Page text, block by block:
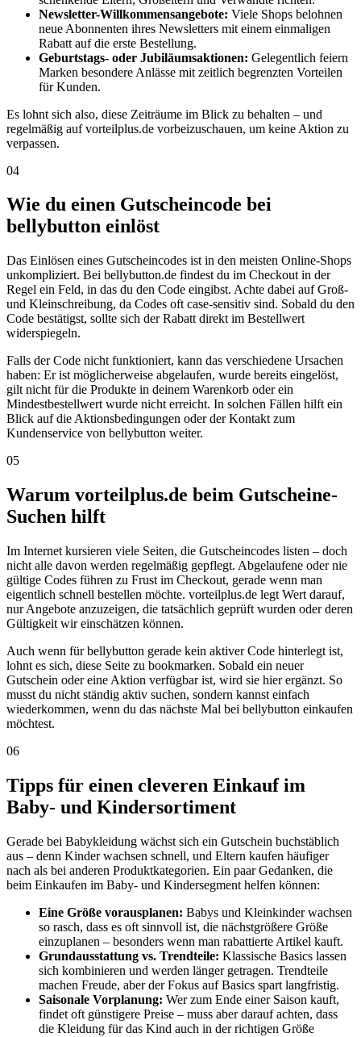
Newsletter-Willkommensangebote: Viele Shops belohnen
neue Abonnenten ihres Newsletters mit einem einmaligen
Rabatt auf die erste Bestellung.
Geburtstags- oder Jubiläumsaktionen: Gelegentlich feiern
Marken besondere Anlässe mit zeitlich begrenzten Vorteilen
für Kunden.
Es lohnt sich also, diese Zeiträume im Blick zu behalten – und
regelmäßig auf vorteilplus.de vorbeizuschauen, um keine Aktion zu
verpassen.
04
Wie du einen Gutscheincode bei
bellybutton einlöst
Das Einlösen eines Gutscheincodes ist in den meisten Online-Shops
unkompliziert. Bei bellybutton.de findest du im Checkout in der
Regel ein Feld, in das du den Code eingibst. Achte dabei auf Groß-
und Kleinschreibung, da Codes oft case-sensitiv sind. Sobald du den
Code bestätigst, sollte sich der Rabatt direkt im Bestellwert
widerspiegeln.
Falls der Code nicht funktioniert, kann das verschiedene Ursachen
haben: Er ist möglicherweise abgelaufen, wurde bereits eingelöst,
gilt nicht für die Produkte in deinem Warenkorb oder ein
Mindestbestellwert wurde nicht erreicht. In solchen Fällen hilft ein
Blick auf die Aktionsbedingungen oder der Kontakt zum
Kundenservice von bellybutton weiter.
05
Warum vorteilplus.de beim Gutscheine-
Suchen hilft
Im Internet kursieren viele Seiten, die Gutscheincodes listen – doch
nicht alle davon werden regelmäßig gepflegt. Abgelaufene oder nie
gültige Codes führen zu Frust im Checkout, gerade wenn man
eigentlich schnell bestellen möchte. vorteilplus.de legt Wert darauf,
nur Angebote anzuzeigen, die tatsächlich geprüft wurden oder deren
Gültigkeit wir einschätzen können.
Auch wenn für bellybutton gerade kein aktiver Code hinterlegt ist,
lohnt es sich, diese Seite zu bookmarken. Sobald ein neuer
Gutschein oder eine Aktion verfügbar ist, wird sie hier ergänzt. So
musst du nicht ständig aktiv suchen, sondern kannst einfach
wiederkommen, wenn du das nächste Mal bei bellybutton einkaufen
möchtest.
06
Tipps für einen cleveren Einkauf im
Baby- und Kindersortiment
Gerade bei Babykleidung wächst sich ein Gutschein buchstäblich
aus – denn Kinder wachsen schnell, und Eltern kaufen häufiger
nach als bei anderen Produktkategorien. Ein paar Gedanken, die
beim Einkaufen im Baby- und Kindersegment helfen können:
Eine Größe vorausplanen: Babys und Kleinkinder wachsen
so rasch, dass es oft sinnvoll ist, die nächstgrößere Größe
einzuplanen – besonders wenn man rabattierte Artikel kauft.
Grundausstattung vs. Trendteile: Klassische Basics lassen
sich kombinieren und werden länger getragen. Trendteile
machen Freude, aber der Fokus auf Basics spart langfristig.
Saisonale Vorplanung: Wer zum Ende einer Saison kauft,
findet oft günstigere Preise – muss aber darauf achten, dass
die Kleidung für das Kind auch in der richtigen Größe